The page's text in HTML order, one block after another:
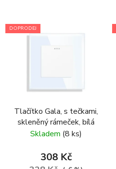
DOPRODEJ
Tlačítko Gala, s tečkami,
skleněný rámeček, bílá
Skladem (8 ks)
308 Kč